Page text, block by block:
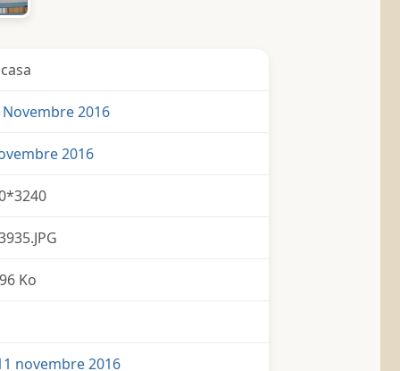
2016
2016
Ko
novembre 2016